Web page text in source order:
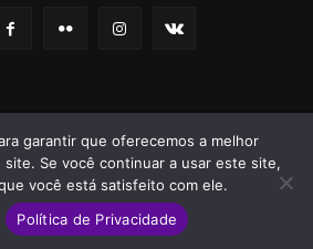
by TagDiv
Eventos Esportes
Social
Mundo PET Tendências
Tendências
garantir que oferecemos a melhor
Se você continuar a usar este site,
você está satisfeito com ele.
Política de Privacidade